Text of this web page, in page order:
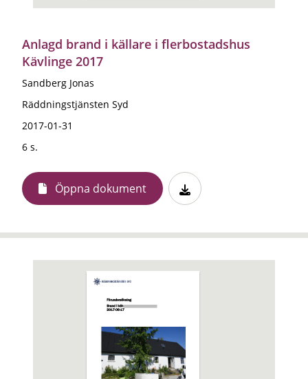
Anlagd brand i källare i flerbostadshus
Kävlinge 2017
Sandberg Jonas
Räddningstjänsten Syd
2017-01-31
6 s.
Öppna dokument